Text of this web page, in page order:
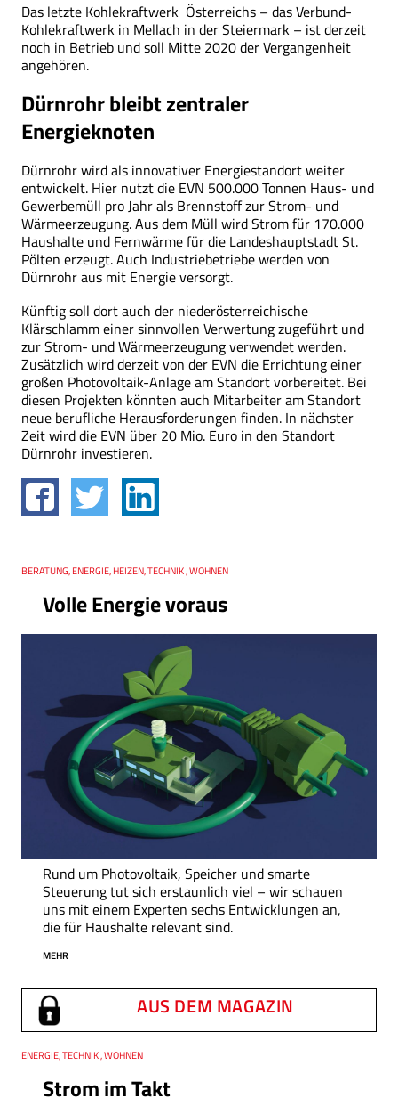
Das letzte Kohlekraftwerk Österreichs – das Verbund-
Kohlekraftwerk in Mellach in der Steiermark – ist derzeit
noch in Betrieb und soll Mitte 2020 der Vergangenheit
angehören.
Dürnrohr bleibt zentraler
Energieknoten
Dürnrohr wird als innovativer Energiestandort weiter
entwickelt. Hier nutzt die EVN 500.000 Tonnen Haus- und
Gewerbemüll pro Jahr als Brennstoff zur Strom- und
Wärmeerzeugung. Aus dem Müll wird Strom für 170.000
Haushalte und Fernwärme für die Landeshauptstadt St.
Pölten erzeugt. Auch Industriebetriebe werden von
Dürnrohr aus mit Energie versorgt.
Künftig soll dort auch der niederösterreichische
Klärschlamm einer sinnvollen Verwertung zugeführt und
zur Strom- und Wärmeerzeugung verwendet werden.
Zusätzlich wird derzeit von der EVN die Errichtung einer
großen Photovoltaik-Anlage am Standort vorbereitet. Bei
diesen Projekten könnten auch Mitarbeiter am Standort
neue berufliche Herausforderungen finden. In nächster
Zeit wird die EVN über 20 Mio. Euro in den Standort
Dürnrohr investieren.
Volle Energie voraus
Thema
BERATUNG, ENERGIE, HEIZEN, TECHNIK , WOHNEN
Rund um Photovoltaik, Speicher und smarte
Steuerung tut sich erstaunlich viel – wir schauen
uns mit einem Experten sechs Entwicklungen an,
die für Haushalte relevant sind.
MEHR
AUS DEM MAGAZIN
Strom im Takt
Thema
ENERGIE, TECHNIK , WOHNEN